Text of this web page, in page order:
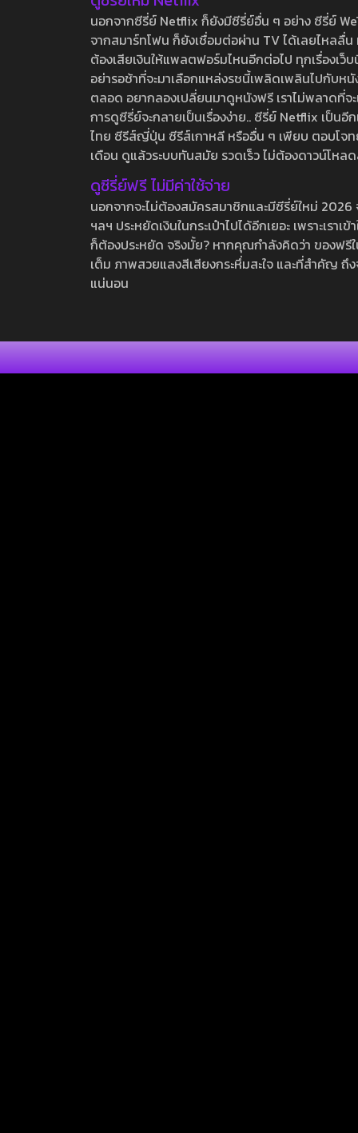
นอกจากซีรี่ย์ Netflix ก็ยังมีซีรี่ย์อื่น ๆ อย่าง ซีรี่ย์
จากสมาร์ทโฟน ก็ยังเชื่อมต่อผ่าน TV ได้เลยไหลลื่
ต้องเสียเงินให้แพลตฟอร์มไหนอีกต่อไป ทุกเรื่องเว็
อย่ารอช้าที่จะมาเลือกแหล่งรชนี้เพลิดเพลินไปกับห
ตลอด อยากลองเปลี่ยนมาดูหนังฟรี เราไม่พลาดที่
การดูซีรี่ย์จะกลายเป็นเรื่องง่าย.. ซีรี่ย์ Netflix เป็น
ไทย ซีรีส์ญี่ปุ่น ซีรีส์เกาหลี หรืออื่น ๆ เพียบ ตอบโจท
เดือน ดูแล้วระบบทันสมัย รวดเร็ว ไม่ต้องดาวน์โห
ดูซีรี่ย์ฟรี ไม่มีค่าใช้จ่าย
นอกจากจะไม่ต้องสมัครสมาชิกและมีซีรี่ย์ใหม่
ฯลฯ ประหยัดเงินในกระเป๋าไปได้อีกเยอะ เพราะเร
ก็ต้องประหยัด จริงมั้ย? หากคุณกำลังคิดว่า ของฟ
เต็ม ภาพสวยแสงสีเสียงกระหึ่มสะใจ และที่สำคัญ
แน่นอน